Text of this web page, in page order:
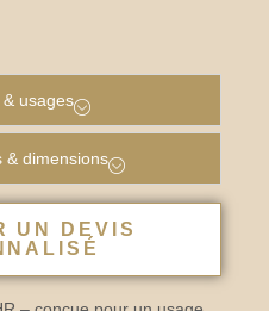
usages
& dimensions
UN DEVIS